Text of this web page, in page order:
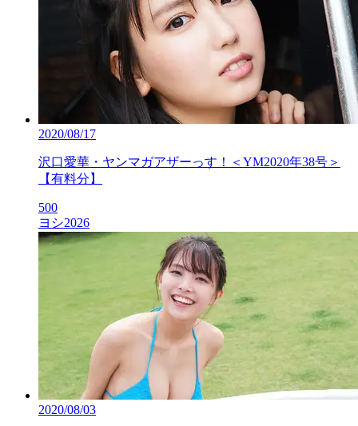
2020/08/17
沢口愛華・ヤンマガアザーっす！＜YM2020年38号＞
【有料分】
500
ヨシ2026
2020/08/03